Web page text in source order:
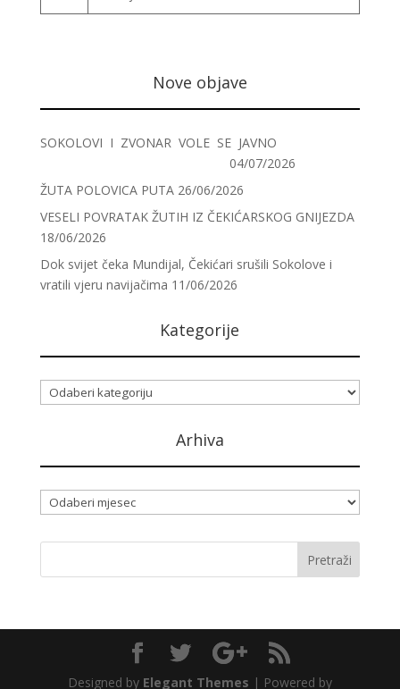
Nove objave
SOKOLOVI I ZVONAR VOLE SE JAVNO
04/07/2026
ŽUTA POLOVICA PUTA 26/06/2026
VESELI POVRATAK ŽUTIH IZ ČEKIĆARSKOG GNIJEZDA
18/06/2026
Dok svijet čeka Mundijal, Čekićari srušili Sokolove i
vratili vjeru navijačima 11/06/2026
Kategorije
Kategorije
Arhiva
Arhiva
Designed by Elegant Themes | Powered by